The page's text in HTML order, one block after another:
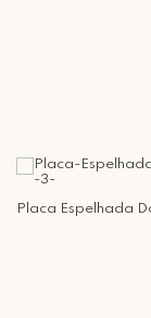
Placa Espelhada